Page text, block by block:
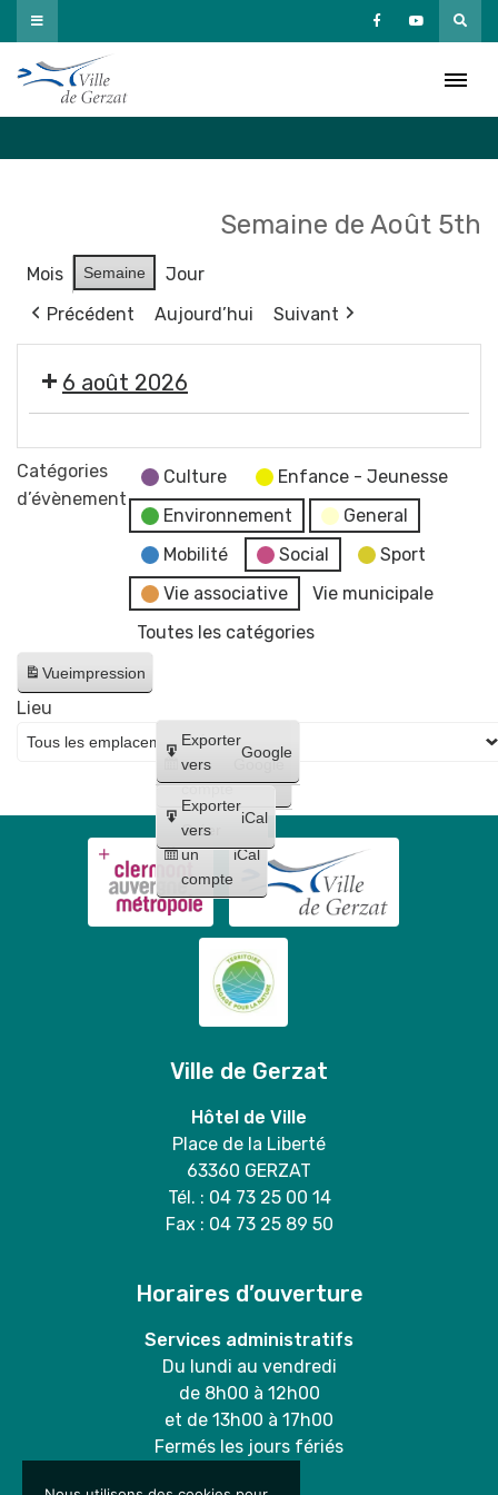
Passer
au
contenu
Semaine de Août 5th
Mois Semaine
Jour
Précédent
Aujourd’hui Suivant
6 août 2026
🎤
🎶Les
Initiation
aux
arts
concert
Catégories
d’évènement
Culture
Enfance - Jeunesse
Environnement
General
Mobilité
Social
Sport
Vie associative
Vie municipale
Toutes les catégories
Vueimpression
Créer
un
compte
Google
Créer
un
compte
iCal
Exporter
vers
Google
Exporter
vers
iCal
Lieu
Ville de Gerzat
Hôtel de Ville
Place de la Liberté
63360 GERZAT
Tél. : 04 73 25 00 14
Fax : 04 73 25 89 50
Horaires d’ouverture
Services administratifs
Du lundi au vendredi
de 8h00 à 12h00
et de 13h00 à 17h00
Fermés les jours fériés